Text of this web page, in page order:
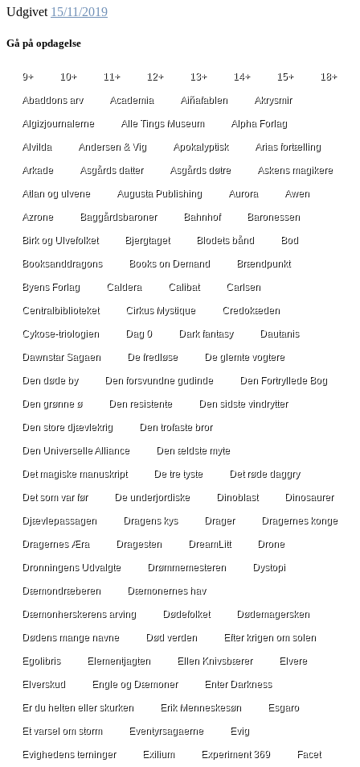
Udgivet 15/11/2019
Gå på opdagelse
9+ 10+ 11+ 12+ 13+ 14+ 15+ 18+
Abaddons arv Academia Aiñafablen Akrysmir
Algizjournalerne Alle Tings Museum Alpha Forlag
Alvilda Andersen & Vig Apokalyptisk Arias fortælling
Arkade Asgårds datter Asgårds døtre Askens magikere
Atlan og ulvene Augusta Publishing Aurora Awen
Azrone Baggårdsbaroner Bahnhof Baronessen
Birk og Ulvefolket Bjergtaget Blodets bånd Bod
Booksanddragons Books on Demand Brændpunkt
Byens Forlag Caldera Calibat Carlsen
Centralbiblioteket Cirkus Mystique Credokæden
Cykose-triologien Dag 0 Dark fantasy Dautanis
Dawnstar Sagaen De fredløse De glemte vogtere
Den døde by Den forsvundne gudinde Den Fortryllede Bog
Den grønne ø Den resistente Den sidste vindrytter
Den store djævlekrig Den trofaste bror
Den Universelle Alliance Den ældste myte
Det magiske manuskript De tre tyste Det røde daggry
Det som var før De underjordiske Dinoblast Dinosaurer
Djævlepassagen Dragens kys Drager Dragernes konge
Dragernes Æra Dragesten DreamLitt Drone
Dronningens Udvalgte Drømmemesteren Dystopi
Dæmondræberen Dæmonernes hav
Dæmonherskerens arving Dødefolket Dødemagersken
Dødens mange navne Død verden Efter krigen om solen
Egolibris Elementjagten Ellen Knivsbærer Elvere
Elverskud Engle og Dæmoner Enter Darkness
Er du helten eller skurken Erik Menneskesøn Esgaro
Et varsel om storm Eventyrsagaerne Evig
Evighedens terninger Exilium Experiment 369 Facet